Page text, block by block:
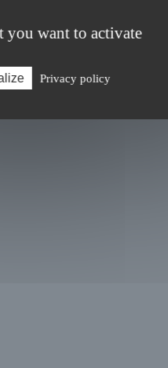
you want to activate
Privacy policy